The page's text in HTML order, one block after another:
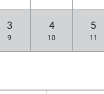
3
9
4
10
5
11